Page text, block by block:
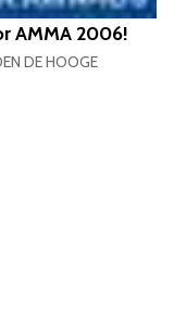
AMMA 2006!
DE HOOGE